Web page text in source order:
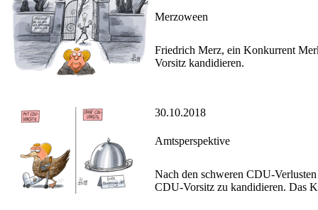
Merzoween
Friedrich Merz, ein Konkurrent
Vorsitz kandidieren.
30.10.2018
Amtsperspektive
Nach den schweren CDU-
CDU-Vorsitz zu kandidieren. Das